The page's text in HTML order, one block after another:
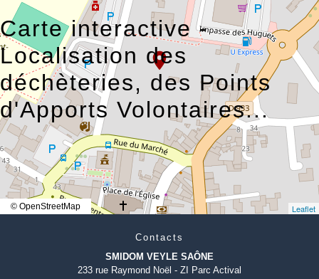
Carte interactive -
Localisation des
déchèteries, des Points
d'Apports Volontaires...
location_on
Leaflet
© OpenStreetMap
Contacts
SMIDOM VEYLE SAÔNE
233 rue Raymond Noël - ZI Parc Actival